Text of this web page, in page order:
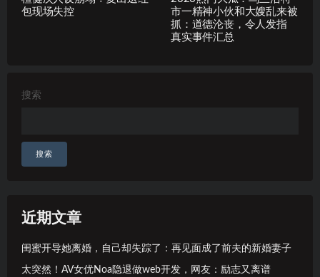
包现场失控
市一精神小伙和大嫂乱来被
抓：道德沦丧，令人发指
真实事件汇总
搜索
搜索
近期文章
闺蜜开导她离婚，自己却失踪了：再见面成了前夫的新婚妻子
太突然！AV女优Noa隐退做web开发，网友：励志又离谱